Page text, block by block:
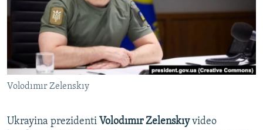
FİKİR
Русский
Українською
QOŞULIÑIZ!
Volodımır Zelenskıy
Ukrayina prezidenti Volodımır Zelenskıyvideo